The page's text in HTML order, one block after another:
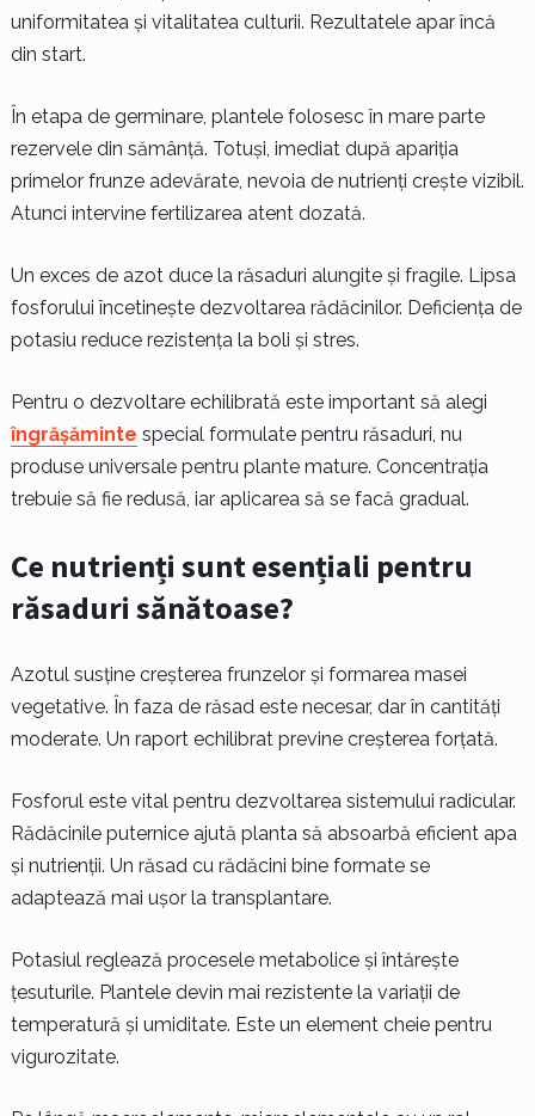
uniformitatea și vitalitatea culturii. Rezultatele apar încă
din start.
În etapa de germinare, plantele folosesc în mare parte
rezervele din sămânță. Totuși, imediat după apariția
primelor frunze adevărate, nevoia de nutrienți crește vizibil.
Atunci intervine fertilizarea atent dozată.
Un exces de azot duce la răsaduri alungite și fragile. Lipsa
fosforului încetinește dezvoltarea rădăcinilor. Deficiența de
potasiu reduce rezistența la boli și stres.
Pentru o dezvoltare echilibrată este important să alegi
îngrășăminte special formulate pentru răsaduri, nu
produse universale pentru plante mature. Concentrația
trebuie să fie redusă, iar aplicarea să se facă gradual.
Ce nutrienți sunt esențiali pentru
răsaduri sănătoase?
Azotul susține creșterea frunzelor și formarea masei
vegetative. În faza de răsad este necesar, dar în cantități
moderate. Un raport echilibrat previne creșterea forțată.
Fosforul este vital pentru dezvoltarea sistemului radicular.
Rădăcinile puternice ajută planta să absoarbă eficient apa
și nutrienții. Un răsad cu rădăcini bine formate se
adaptează mai ușor la transplantare.
Potasiul reglează procesele metabolice și întărește
țesuturile. Plantele devin mai rezistente la variații de
temperatură și umiditate. Este un element cheie pentru
vigurozitate.